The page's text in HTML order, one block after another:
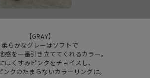
【GRAY】
柔らかなグレーはソフトで
感を一番引き立ててくれるカラー。
はくすみピンクをチョイスし、
ンクのたまらないカラーリングに。